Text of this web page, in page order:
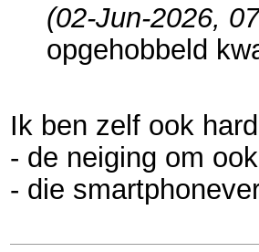
(02-Jun-2026,
opgehobbeld
Ik ben zelf ook
- de neiging om
- die